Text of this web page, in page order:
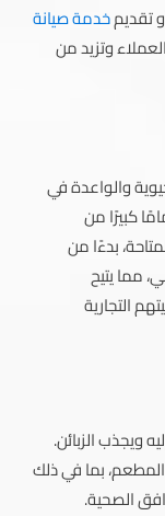
تقديمخدمة صيانة
وتزيد من
والواعدة في
كبيرًا من
بدءًا من
مما يتيح
التجارية
ويجذب الزبائن.
بما في ذلك
الصحية.